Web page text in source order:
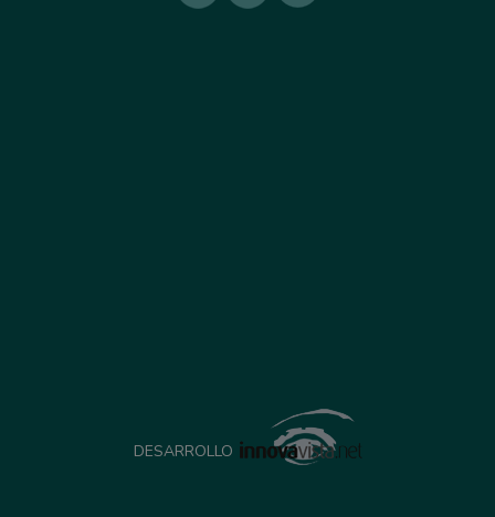
DESARROLLO